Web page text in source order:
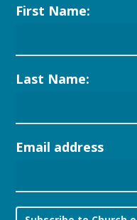
First Name:
Last Name:
Email address